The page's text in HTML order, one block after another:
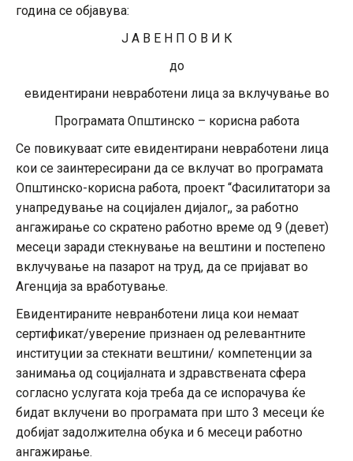
година се објавува:
Ј А В Е Н П О В И К
до
евидентирани невработени лица за вклучување во
Програмата Општинско – корисна работа
Се повикуваат сите евидентирани невработени лица
кои се заинтересирани да се вклучат во програмата
Општинско-корисна работа, проект “Фасилитатори за
унапредување на социјален дијалог,, за работно
ангажирање со скратено работно време од 9 (девет)
месеци заради стекнување на вештини и постепено
вклучување на пазарот на труд, да се пријават во
Агенција за вработување.
Евидентираните невранботени лица кои немаат
сертификат/уверение признаен од релевантните
институции за стекнати вештини/ компетенции за
занимања од социјалната и здравствената сфера
согласно услугата која треба да се испорачува ќе
бидат вклучени во програмата при што 3 месеци ќе
добијат задолжителна обука и 6 месеци работно
ангажирање.